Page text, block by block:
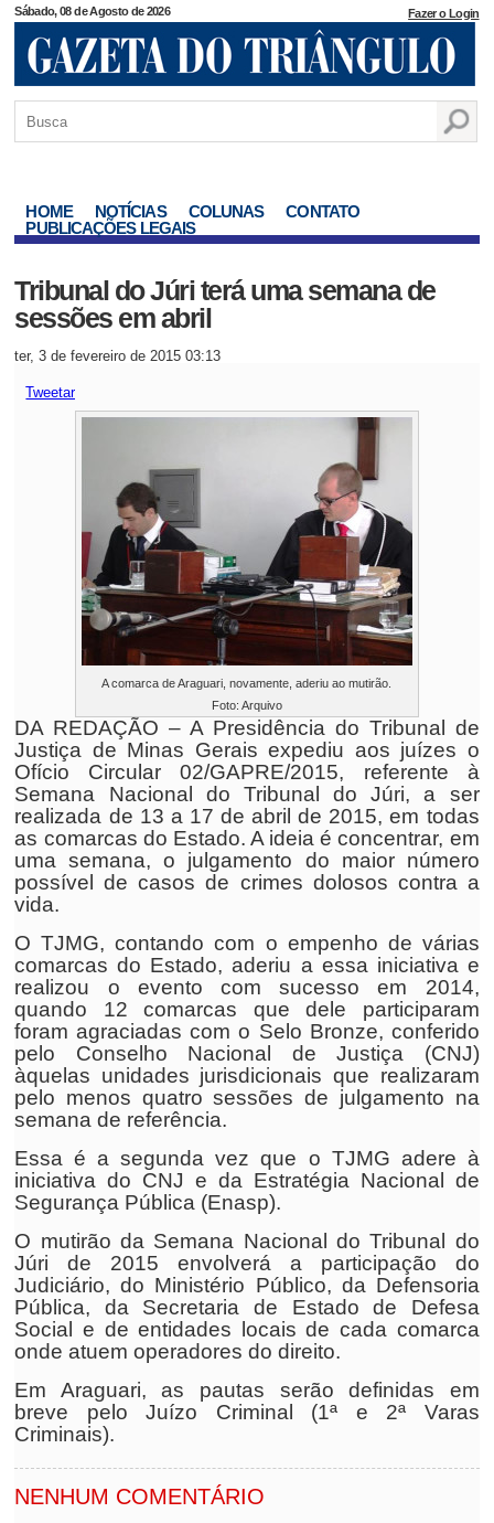
Sábado, 08 de Agosto de 2026 Fazer o Login
HOME NOTÍCIAS COLUNAS
CONTATO
PUBLICAÇÕES LEGAIS
Tribunal do Júri terá uma semana de
sessões em abril
ter, 3 de fevereiro de 2015 03:13
Tweetar
A comarca de Araguari, novamente, aderiu ao mutirão.
Foto: Arquivo
DA REDAÇÃO – A Presidência do Tribunal de
Justiça de Minas Gerais expediu aos juízes o
Ofício Circular 02/GAPRE/2015, referente à
Semana Nacional do Tribunal do Júri, a ser
realizada de 13 a 17 de abril de 2015, em todas
as comarcas do Estado. A ideia é concentrar, em
uma semana, o julgamento do maior número
possível de casos de crimes dolosos contra a
vida.
O TJMG, contando com o empenho de várias
comarcas do Estado, aderiu a essa iniciativa e
realizou o evento com sucesso em 2014,
quando 12 comarcas que dele participaram
foram agraciadas com o Selo Bronze, conferido
pelo Conselho Nacional de Justiça (CNJ)
àquelas unidades jurisdicionais que realizaram
pelo menos quatro sessões de julgamento na
semana de referência.
Essa é a segunda vez que o TJMG adere à
iniciativa do CNJ e da Estratégia Nacional de
Segurança Pública (Enasp).
O mutirão da Semana Nacional do Tribunal do
Júri de 2015 envolverá a participação do
Judiciário, do Ministério Público, da Defensoria
Pública, da Secretaria de Estado de Defesa
Social e de entidades locais de cada comarca
onde atuem operadores do direito.
Em Araguari, as pautas serão definidas em
breve pelo Juízo Criminal (1ª e 2ª Varas
Criminais).
NENHUM COMENTÁRIO